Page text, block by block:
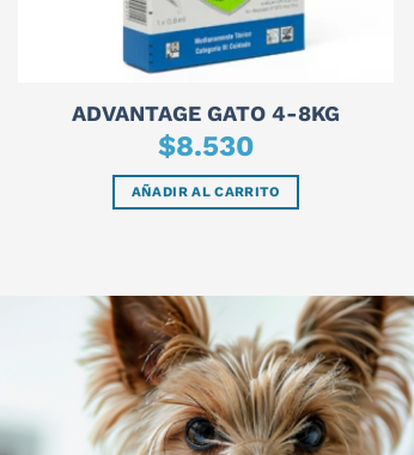
ADVANTAGE GATO 4-8KG
$8.530
AÑADIR AL CARRITO